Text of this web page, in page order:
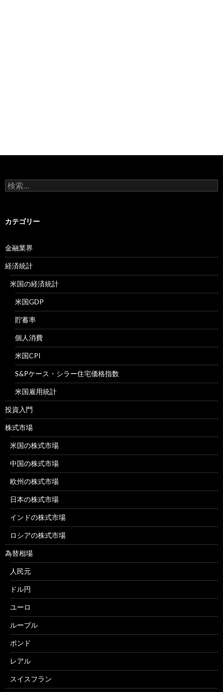
検
索:
カテゴリー
金融業界
経済統計
米国の経済統計
米国GDP
貯蓄率
個人消費
米国CPI
S&Pケース・シラー住宅価格指数
米国雇用統計
投資入門
株式市場
米国の株式市場
中国の株式市場
欧州の株式市場
日本の株式市場
インドの株式市場
ロシアの株式市場
為替相場
人民元
ドル円
ユーロ
ルーブル
ポンド
レアル
スイスフラン